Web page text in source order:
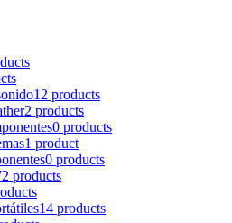
12 products
2 products
0 products
1 product
0 products
products
14 products